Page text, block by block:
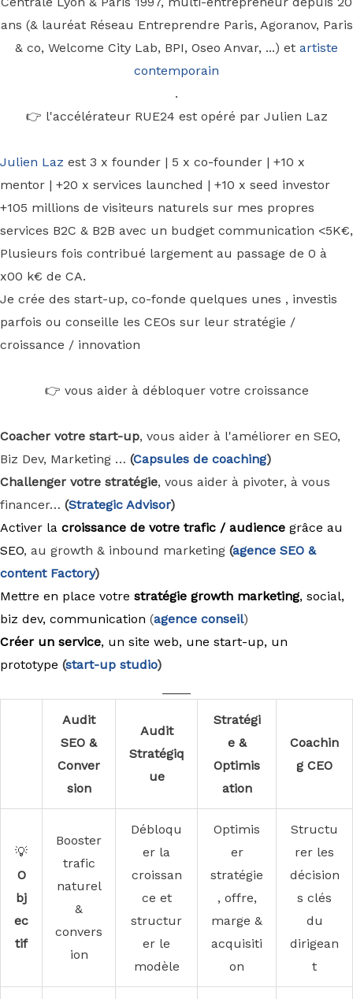
ans (& lauréat Réseau Entreprendre Paris, Agoranov, Paris
& co, Welcome City Lab, BPI, Oseo Anvar, ...) et artiste
contemporain
.
👉 l'accélérateur RUE24 est opéré par Julien Laz
Julien Laz est 3 x founder | 5 x co-founder | +10 x
mentor | +20 x services launched | +10 x seed investor
+105 millions de visiteurs naturels sur mes propres
services B2C & B2B avec un budget communication <5K€,
Plusieurs fois contribué largement au passage de 0 à
x00 k€ de CA.
Je crée des start-up, co-fonde quelques unes , investis
parfois ou conseille les CEOs sur leur stratégie /
croissance / innovation
👉 vous aider à débloquer votre croissance
Coacher votre start-up, vous aider à l'améliorer en SEO,
Biz Dev, Marketing … (Capsules de coaching)
Challenger votre stratégie, vous aider à pivoter, à vous
financer… (Strategic Advisor)
Activer la croissance de votre trafic / audience grâce au
SEO, au growth & inbound marketing (agence SEO &
content Factory)
Mettre en place votre stratégie growth marketing, social,
biz dev, communication (agence conseil)
Créer un service, un site web, une start-up, un
prototype (start-up studio)
Audit
SEO &
Conver
sion
Audit
Stratégiq
ue
Stratégi
e &
Optimis
ation
Coachin
g CEO
💡
O
bj
ec
tif
Booster
trafic
naturel
&
convers
ion
Débloqu
er la
croissan
ce et
structur
er le
modèle
Optimis
er
stratégie
, offre,
marge &
acquisiti
on
Structu
rer les
décision
s clés
du
dirigean
t